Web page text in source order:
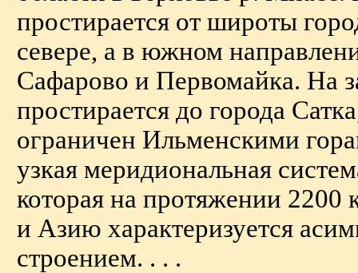
простирается от широты
севере, а в южном
Сафарово и Первомайка. На
простирается до города
ограничен Ильменскими
узкая меридиональная
которая на протяжении 2200
и Азию характеризуется
строением. . . .